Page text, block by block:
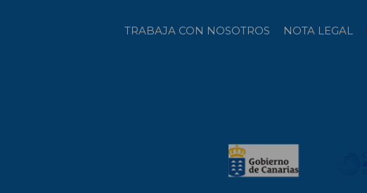
TRABAJA CON NOSOTROS NOTA LEGAL